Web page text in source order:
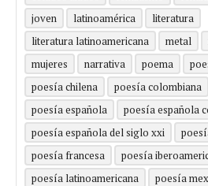
joven
latinoamérica
literatura
literatura latinoamericana
metal
mujeres
narrativa poema
poesía chilena
poesía colombiana
poesía española
poesía española
poesía española del siglo xxi
poesía francesa
poesía
poesía latinoamericana
poesía